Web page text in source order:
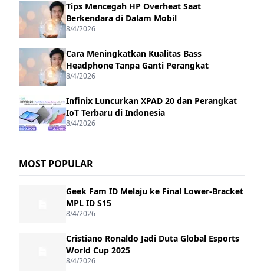
Tips Mencegah HP Overheat Saat
Berkendara di Dalam Mobil
8/4/2026
Cara Meningkatkan Kualitas Bass
Headphone Tanpa Ganti Perangkat
8/4/2026
Infinix Luncurkan XPAD 20 dan Perangkat
IoT Terbaru di Indonesia
8/4/2026
MOST POPULAR
Geek Fam ID Melaju ke Final Lower-Bracket
MPL ID S15
8/4/2026
Cristiano Ronaldo Jadi Duta Global Esports
World Cup 2025
8/4/2026